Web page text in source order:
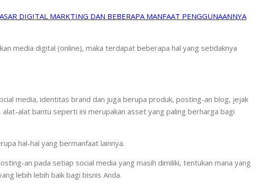
DIGITAL MARKTING DAN BEBERAPA MANFAAT PENGGUNAANNYA
media digital (online), maka terdapat beberapa hal yang setidaknya
media, identitas brand dan juga berupa produk, posting-an blog, jejak
alat bantu seperti ini merupakan asset yang paling berharga bagi
hal-hal yang bermanfaat lainnya.
an pada setiap social media yang masih dimiliki, tentukan mana yang
lebih lebih baik bagi bisnis Anda.